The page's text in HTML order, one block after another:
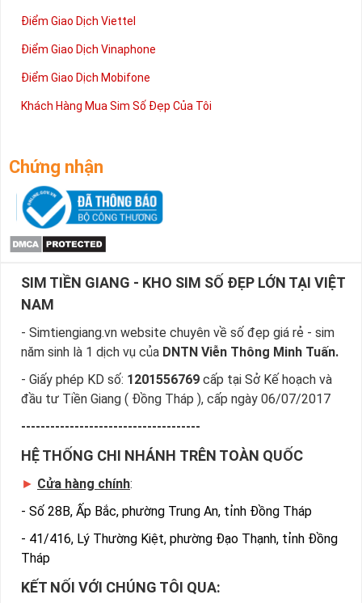
Điểm Giao Dịch Viettel
Điểm Giao Dịch Vinaphone
Điểm Giao Dịch Mobifone
Khách Hàng Mua Sim Số Đẹp Của Tôi
Chứng nhận
SIM TIỀN GIANG - KHO SIM SỐ ĐẸP LỚN TẠI VIỆT
NAM
- Simtiengiang.vn website chuyên về số đẹp giá rẻ - sim
năm sinh là 1 dịch vụ của DNTN Viễn Thông Minh Tuấn.
- Giấy phép KD số: 1201556769 cấp tại Sở Kế hoạch và
đầu tư Tiền Giang ( Đồng Tháp ), cấp ngày 06/07/2017
-------------------------------------
HỆ THỐNG CHI NHÁNH TRÊN TOÀN QUỐC
► Cửa hàng chính:
- Số 28B, Ấp Bắc, phường Trung An, tỉnh Đồng Tháp
- 41/416, Lý Thường Kiệt, phường Đạo Thạnh, tỉnh Đồng
Tháp
KẾT NỐI VỚI CHÚNG TÔI QUA: